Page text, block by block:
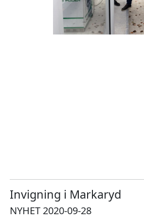
Invigning i Markaryd
NYHET 2020-09-28